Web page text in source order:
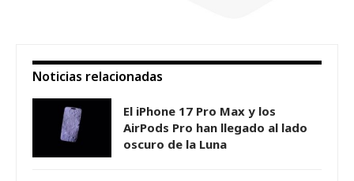
Noticias relacionadas
El iPhone 17 Pro Max y los
AirPods Pro han llegado al lado
oscuro de la Luna